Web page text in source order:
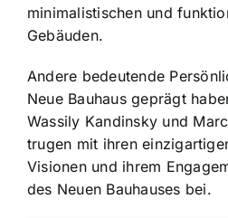
minimalistischen und
Gebäuden.
Andere bedeutende
Neue Bauhaus geprägt
Wassily Kandinsky und
trugen mit ihren
Visionen und ihrem
des Neuen Bauhauses bei.